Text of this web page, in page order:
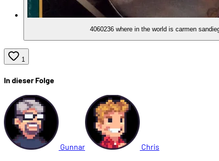
Revival durch die Netflix-Serie
Das angekündigte neue Spiel
4060236 where in the world is carmen
1
In dieser Folge
Gunnar Chris